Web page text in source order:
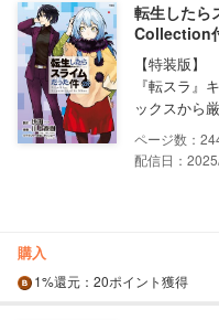
転生したら
Collection
【特装版】
『転スラ』
ックスから
配信日：
購入
1%還元 ：20ポイント獲得